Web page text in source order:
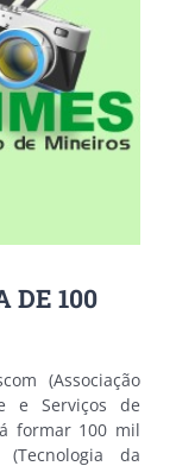
DE 100
(Associação
e Serviços de
formar 100 mil
da